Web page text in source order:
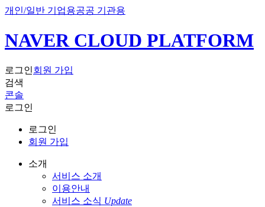
개인/일반 기업용공공 기관용
NAVER CLOUD PLATFORM
로그인회원 가입
검색
콘솔
로그인
로그인
회원 가입
소개
서비스 소개
이용안내
서비스 소식 Update